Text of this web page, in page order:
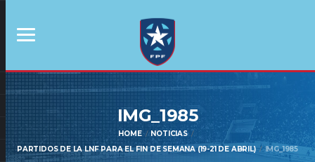
IMG_1985
HOME
NOTICIAS
PARTIDOS DE LA LNF PARA EL FIN DE SEMANA (19-21 DE ABRIL)
IMG_1985